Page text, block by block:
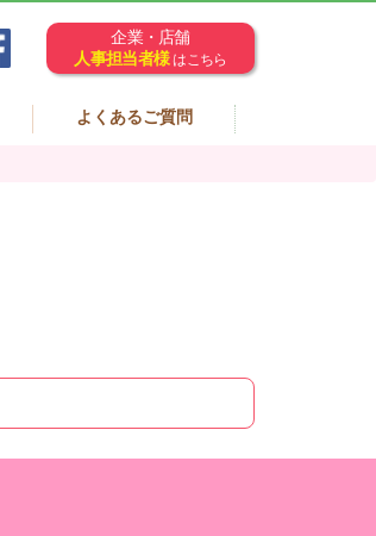
企業・店舗
人事担当者様 はこちら
よくあるご質問